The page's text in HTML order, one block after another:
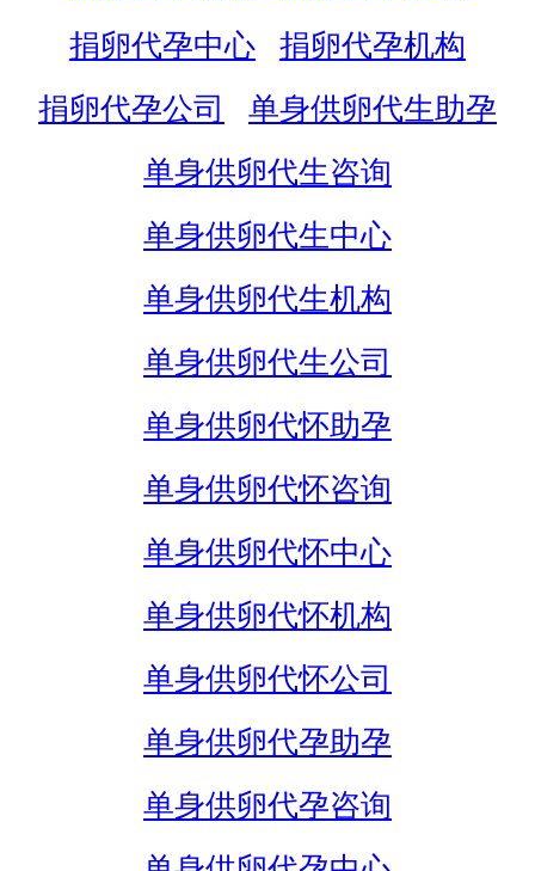
捐卵代孕中心
捐卵代孕机构
捐卵代孕公司
单身供卵代生助孕
单身供卵代生咨询
单身供卵代生中心
单身供卵代生机构
单身供卵代生公司
单身供卵代怀助孕
单身供卵代怀咨询
单身供卵代怀中心
单身供卵代怀机构
单身供卵代怀公司
单身供卵代孕助孕
单身供卵代孕咨询